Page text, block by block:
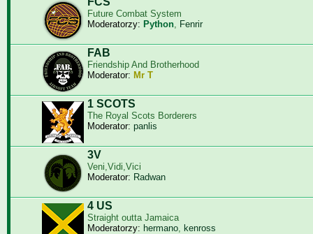
Future Combat System
Moderatorzy: Python, Fenrir
FAB
Friendship And Brotherhood
Moderator: Mr T
1 SCOTS
The Royal Scots Borderers
Moderator: panlis
3V
Veni,Vidi,Vici
Moderator: Radwan
4 US
Straight outta Jamaica
Moderatorzy: hermano, kenross